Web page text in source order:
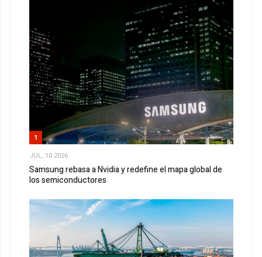
1
JUL, 10 2026
Samsung rebasa a Nvidia y redefine el mapa global de
los semiconductores